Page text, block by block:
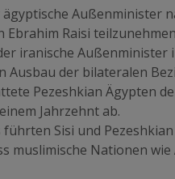
Außenminister
Ebrahim Raisi
iranische Außenminister
Ausbau der bilateralen
Pezeshkian Ägypten
Jahrzehnt ab.
Sisi und
muslimische Nationen